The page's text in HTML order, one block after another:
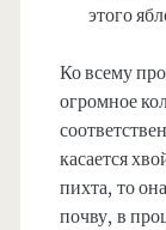
этого
Ко всему
огромное
касается
пихта, то
почву, в